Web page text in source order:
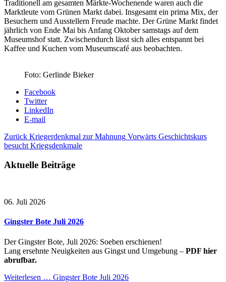
Traditionell am gesamten Märkte-Wochenende waren auch die
Marktleute vom Grünen Markt dabei. Insgesamt ein prima Mix, der
Besuchern und Ausstellern Freude machte. Der Grüne Markt findet
jährlich von Ende Mai bis Anfang Oktober samstags auf dem
Museumshof statt. Zwischendurch lässt sich alles entspannt bei
Kaffee und Kuchen vom Museumscafé aus beobachten.
Foto: Gerlinde Bieker
Facebook
Twitter
LinkedIn
E-mail
Zurück Kriegerdenkmal zur Mahnung Vorwärts Geschichtskurs
besucht Kriegsdenkmale
Aktuelle Beiträge
06. Juli 2026
Gingster Bote Juli 2026
Der Gingster Bote, Juli 2026: Soeben erschienen!
Lang ersehnte Neuigkeiten aus Gingst und Umgebung – PDF hier
abrufbar.
Weiterlesen … Gingster Bote Juli 2026